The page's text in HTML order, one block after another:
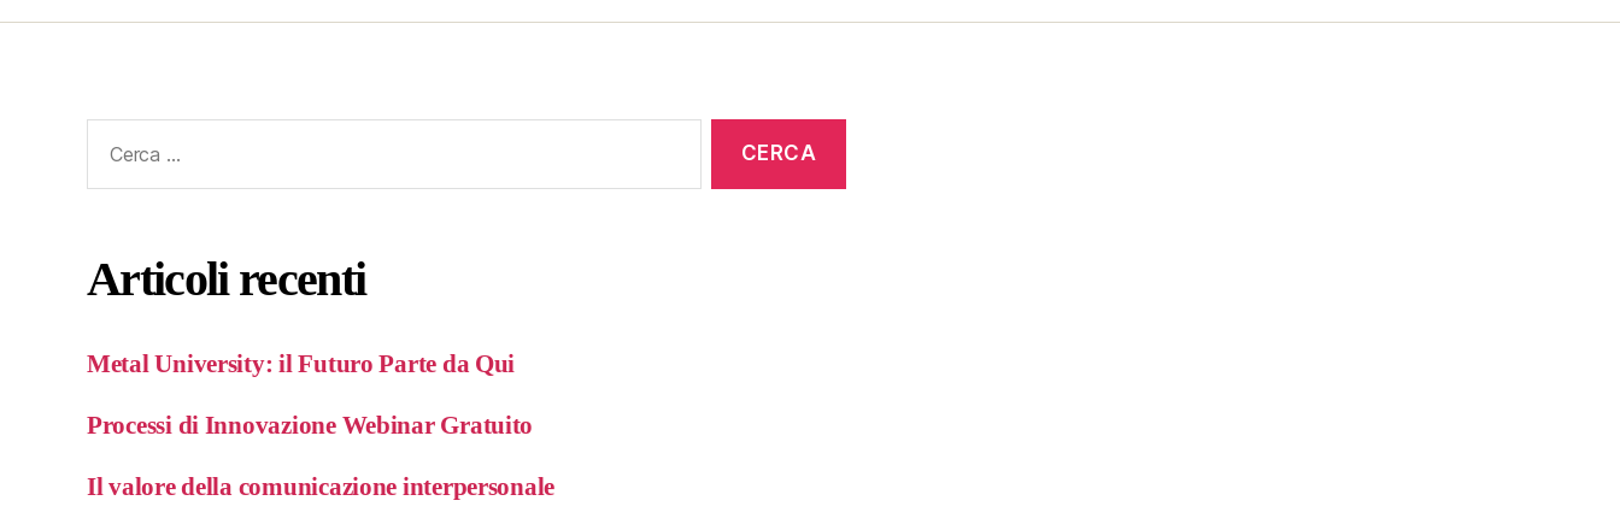
Articoli recenti
Metal University: il Futuro Parte da Qui
Processi di Innovazione Webinar Gratuito
Il valore della comunicazione interpersonale